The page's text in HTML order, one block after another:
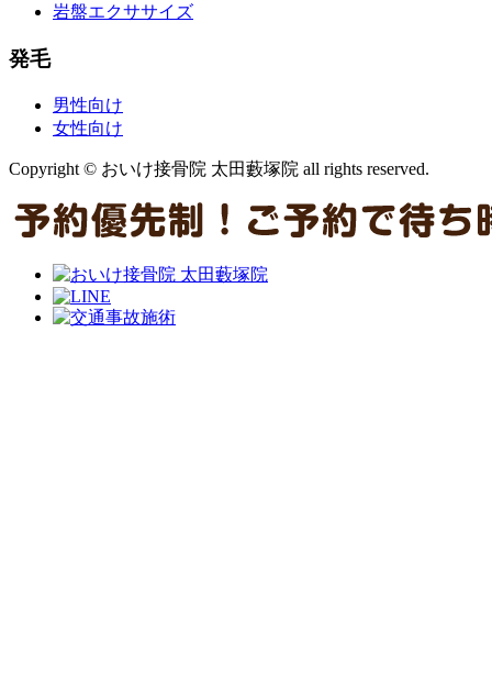
岩盤エクササイズ
発毛
男性向け
女性向け
Copyright © おいけ接骨院 太田藪塚院 all rights reserved.